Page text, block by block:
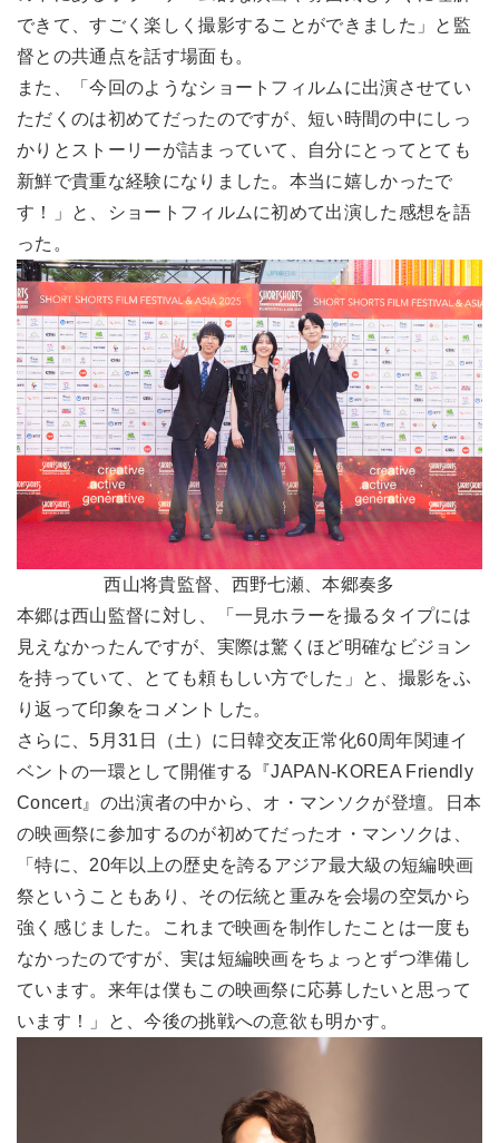
できて、すごく楽しく撮影することができました」と監
督との共通点を話す場面も。
また、「今回のようなショートフィルムに出演させてい
ただくのは初めてだったのですが、短い時間の中にしっ
かりとストーリーが詰まっていて、自分にとってとても
新鮮で貴重な経験になりました。本当に嬉しかったで
す！」と、ショートフィルムに初めて出演した感想を語
った。
西山将貴監督、西野七瀬、本郷奏多
本郷は西山監督に対し、「一見ホラーを撮るタイプには
見えなかったんですが、実際は驚くほど明確なビジョン
を持っていて、とても頼もしい方でした」と、撮影をふ
り返って印象をコメントした。
さらに、5月31日（土）に日韓交友正常化60周年関連イ
ベントの一環として開催する『JAPAN-KOREA Friendly
Concert』の出演者の中から、オ・マンソクが登壇。日本
の映画祭に参加するのが初めてだったオ・マンソクは、
「特に、20年以上の歴史を誇るアジア最大級の短編映画
祭ということもあり、その伝統と重みを会場の空気から
強く感じました。これまで映画を制作したことは一度も
なかったのですが、実は短編映画をちょっとずつ準備し
ています。来年は僕もこの映画祭に応募したいと思って
います！」と、今後の挑戦への意欲も明かす。